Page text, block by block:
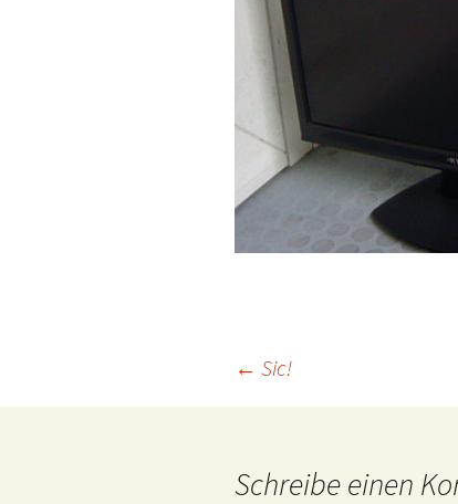
← Sic!
Schreibe einen